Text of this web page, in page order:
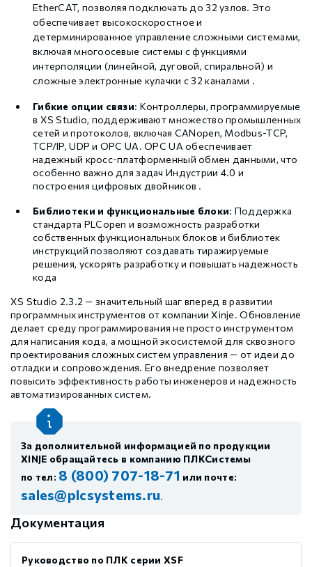
EtherCAT, позволяя подключать до 32 узлов. Это
обеспечивает высокоскоростное и
детерминированное управление сложными системами,
включая многоосевые системы с функциями
интерполяции (линейной, дуговой, спиральной) и
сложные электронные кулачки с 32 каналами .
Гибкие опции связи: Контроллеры, программируемые
в XS Studio, поддерживают множество промышленных
сетей и протоколов, включая CANopen, Modbus-TCP,
TCP/IP, UDP и OPC UA. OPC UA обеспечивает
надежный кросс-платформенный обмен данными, что
особенно важно для задач Индустрии 4.0 и
построения цифровых двойников .
Библиотеки и функциональные блоки: Поддержка
стандарта PLCopen и возможность разработки
собственных функциональных блоков и библиотек
инструкций позволяют создавать тиражируемые
решения, ускорять разработку и повышать надежность
кода
XS Studio 2.3.2 — значительный шаг вперед в развитии
программных инструментов от компании Xinje. Обновление
делает среду программирования не просто инструментом
для написания кода, а мощной экосистемой для сквозного
проектирования сложных систем управления — от идеи до
отладки и сопровождения. Его внедрение позволяет
повысить эффективность работы инженеров и надежность
автоматизированных систем.
За дополнительной информацией по продукции
XINJE обращайтесь в компанию ПЛКСистемы
по тел: 8 (800) 707-18-71 или почте:
sales@plcsystems.ru.
Документация
Руководство по ПЛК серии XSF